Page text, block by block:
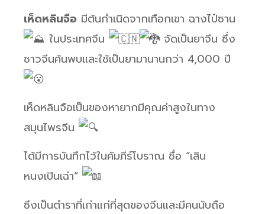
เห็ดหลินจือ มีต้นกำเนิดจากเทือกเขา ฉางไป๋ซาน
ในประเทศจีน
จัดเป็นยาจีน ซึ่ง
ชาวจีนค้นพบและใช้เป็นยามานานกว่า 4,000 ปี
เห็ดหลินจือเป็นของหายากมีคุณค่าสูงในทาง
สมุนไพรจีน
ได้มีการบันทึกไว้ในคัมภีร์โบราณ ชื่อ “เสิน
หนงเปินเฉ่า”
ซึงเป็นตำราที่เก่าแก่ที่สุดของจีนและมีคนนับถือ